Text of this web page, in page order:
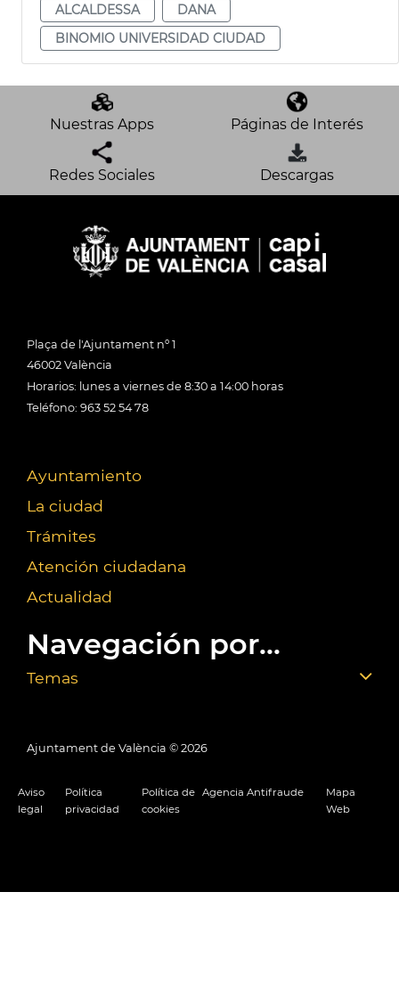
ALCALDESSA
DANA
BINOMIO UNIVERSIDAD CIUDAD
Nuestras Apps Páginas de Interés
Redes Sociales Descargas
Plaça de l'Ajuntament nº 1
46002 València
Horarios: lunes a viernes de 8:30 a 14:00 horas
Teléfono: 963 52 54 78
Ayuntamiento
La ciudad
Trámites
Atención ciudadana
Actualidad
Navegación por...
Temas
Ajuntament de València © 2026
Aviso
legal
Política
privacidad
Política de
cookies
Agencia Antifraude
Mapa
Web